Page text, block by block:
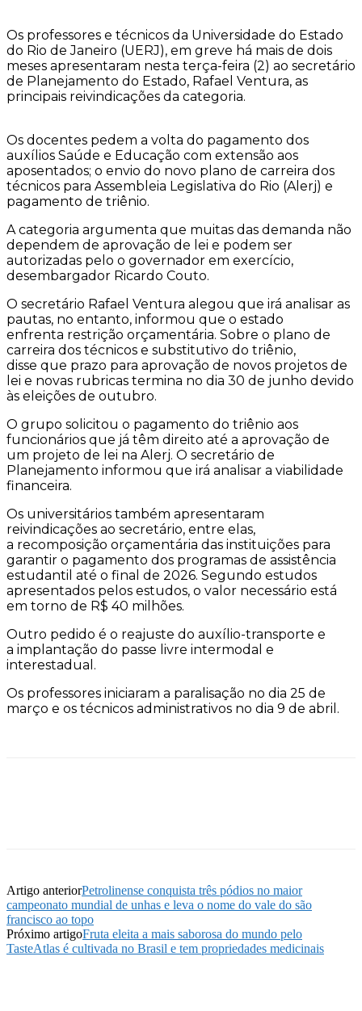
Os professores e técnicos da Universidade do Estado
do Rio de Janeiro (UERJ), em greve há mais de dois
meses apresentaram nesta terça-feira (2) ao secretário
de Planejamento do Estado, Rafael Ventura, as
principais reivindicações da categoria.
Os docentes pedem a volta do pagamento dos
auxílios Saúde e Educação com extensão aos
aposentados; o envio do novo plano de carreira dos
técnicos para Assembleia Legislativa do Rio (Alerj) e
pagamento de triênio.
A categoria argumenta que muitas das demanda não
dependem de aprovação de lei e podem ser
autorizadas pelo o governador em exercício,
desembargador Ricardo Couto.
O secretário Rafael Ventura alegou que irá analisar as
pautas, no entanto, informou que o estado
enfrenta restrição orçamentária. Sobre o plano de
carreira dos técnicos e substitutivo do triênio,
disse que prazo para aprovação de novos projetos de
lei e novas rubricas termina no dia 30 de junho devido
às eleições de outubro.
O grupo solicitou o pagamento do triênio aos
funcionários que já têm direito até a aprovação de
um projeto de lei na Alerj. O secretário de
Planejamento informou que irá analisar a viabilidade
financeira.
Os universitários também apresentaram
reivindicações ao secretário, entre elas,
a recomposição orçamentária das instituições para
garantir o pagamento dos programas de assistência
estudantil até o final de 2026. Segundo estudos
apresentados pelos estudos, o valor necessário está
em torno de R$ 40 milhões.
Outro pedido é o reajuste do auxílio-transporte e
a implantação do passe livre intermodal e
interestadual.
Os professores iniciaram a paralisação no dia 25 de
março e os técnicos administrativos no dia 9 de abril.
Artigo anteriorPetrolinense conquista três pódios no maior
campeonato mundial de unhas e leva o nome do vale do são
francisco ao topo
Próximo artigoFruta eleita a mais saborosa do mundo pelo
TasteAtlas é cultivada no Brasil e tem propriedades medicinais